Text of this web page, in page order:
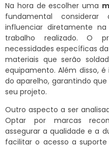
Na hora de escolher uma
fundamental
influenciar diretamente
trabalho realizado. O
necessidades específicas
materiais que serão
equipamento. Além disso,
do aparelho, garantindo
seu projeto.
Outro aspecto a ser
Optar por marcas
assegurar a qualidade e a
facilitar o acesso a